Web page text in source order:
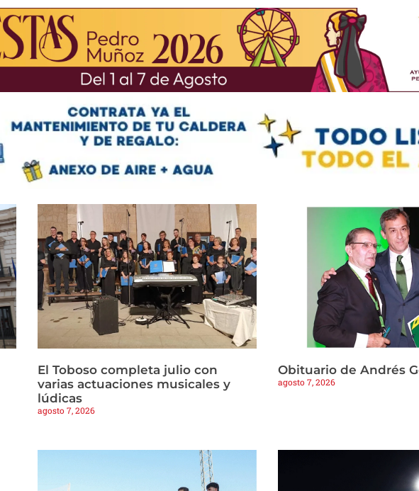
El Toboso completa julio con
varias actuaciones musicales y
lúdicas
agosto 7, 2026
Obituario de Andrés
agosto 7, 2026